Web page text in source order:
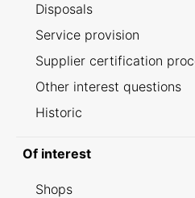
Disposals
Service provision
Supplier certification
Other interest questions
Historic
Of interest
Shops